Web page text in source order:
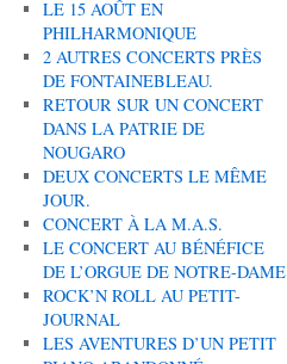
LE 15 AOÛT EN
PHILHARMONIQUE
2 AUTRES CONCERTS PRÈS
DE FONTAINEBLEAU.
RETOUR SUR UN CONCERT
DANS LA PATRIE DE
NOUGARO
DEUX CONCERTS LE MÊME
JOUR.
CONCERT À LA M.A.S.
LE CONCERT AU BÉNÉFICE
DE L’ORGUE DE NOTRE-DAME
ROCK’N ROLL AU PETIT-
JOURNAL
LES AVENTURES D’UN PETIT